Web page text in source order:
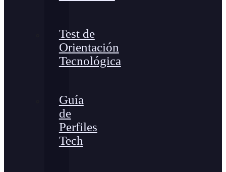
Test de
Orientación
Tecnológica
Guía
de
Perfiles
Tech